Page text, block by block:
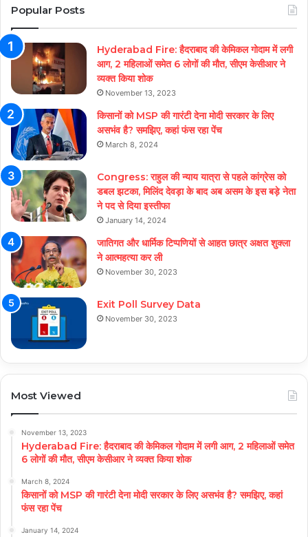
Popular Posts
Hyderabad Fire: हैदराबाद की केमिकल गोदाम में लगी
आग, 2 महिलाओं समेत 6 लोगों की मौत, सीएम केसीआर ने
व्यक्त किया शोक
November 13, 2023
किसानों को MSP की गारंटी देना मोदी सरकार के लिए
असभंव है? समझिए, कहां फंस रहा पेंच
March 8, 2024
Congress: राहुल की न्याय यात्रा से पहले कांग्रेस को
डबल झटका, मिलिंद देवड़ा के बाद अब असम के इस बड़े नेता
ने पद से दिया इस्तीफा
January 14, 2024
जातिगत और धार्मिक टिप्पणियों से आहत छात्र अक्षत शुक्ला
ने आत्महत्या कर ली
November 30, 2023
Exit Poll Survey Data
November 30, 2023
Most Viewed
November 13, 2023
Hyderabad Fire: हैदराबाद की केमिकल गोदाम में लगी आग, 2 महिलाओं समेत
6 लोगों की मौत, सीएम केसीआर ने व्यक्त किया शोक
March 8, 2024
किसानों को MSP की गारंटी देना मोदी सरकार के लिए असभंव है? समझिए, कहां
फंस रहा पेंच
January 14, 2024